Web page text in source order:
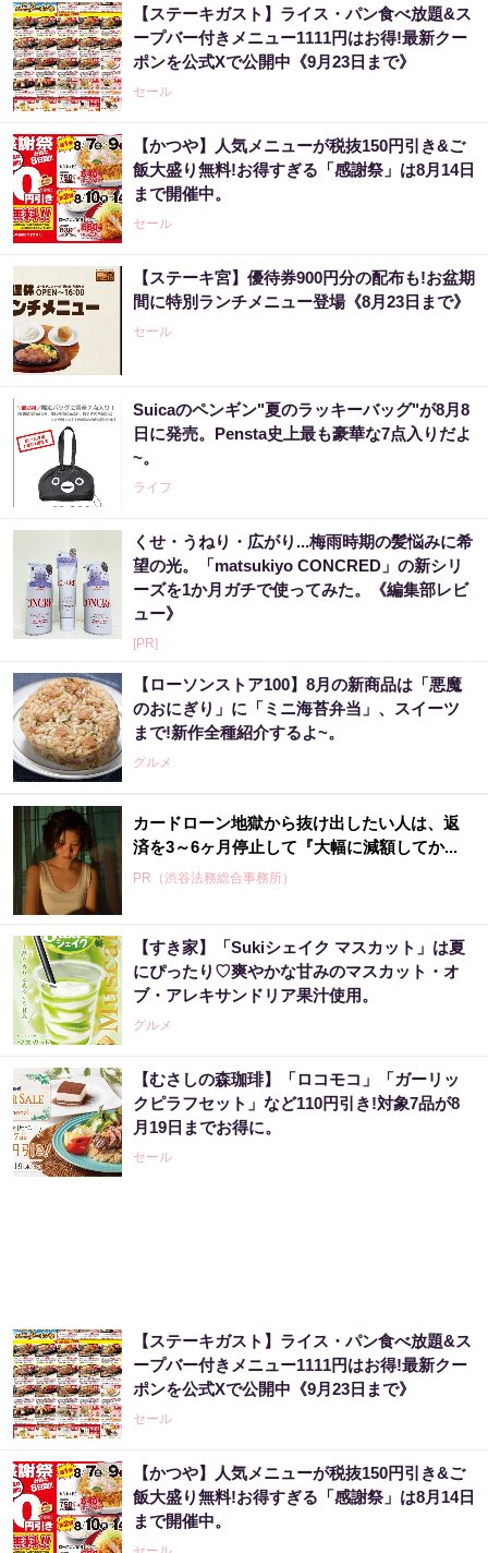
【ステーキガスト】ライス・パン食べ放題&ス
ープバー付きメニュー1111円はお得!最新クー
ポンを公式Xで公開中《9月23日まで》
セール
【かつや】人気メニューが税抜150円引き&ご
飯大盛り無料!お得すぎる「感謝祭」は8月14日
まで開催中。
セール
【ステーキ宮】優待券900円分の配布も!お盆期
間に特別ランチメニュー登場《8月23日まで》
セール
Suicaのペンギン"夏のラッキーバッグ"が8月8
日に発売。Pensta史上最も豪華な7点入りだよ
~。
ライフ
くせ・うねり・広がり...梅雨時期の髪悩みに希
望の光。「matsukiyo CONCRED」の新シリ
ーズを1か月ガチで使ってみた。《編集部レビ
ュー》
[PR]
【ローソンストア100】8月の新商品は「悪魔
のおにぎり」に「ミニ海苔弁当」、スイーツ
まで!新作全種紹介するよ~。
グルメ
カードローン地獄から抜け出したい人は、返
済を3～6ヶ月停止して『大幅に減額してか...
PR（渋谷法務総合事務所）
【すき家】「Sukiシェイク マスカット」は夏
にぴったり♡爽やかな甘みのマスカット・オ
ブ・アレキサンドリア果汁使用。
グルメ
【むさしの森珈琲】「ロコモコ」「ガーリッ
クピラフセット」など110円引き!対象7品が8
月19日までお得に。
セール
【ステーキガスト】ライス・パン食べ放題&ス
ープバー付きメニュー1111円はお得!最新クー
ポンを公式Xで公開中《9月23日まで》
セール
【かつや】人気メニューが税抜150円引き&ご
飯大盛り無料!お得すぎる「感謝祭」は8月14日
まで開催中。